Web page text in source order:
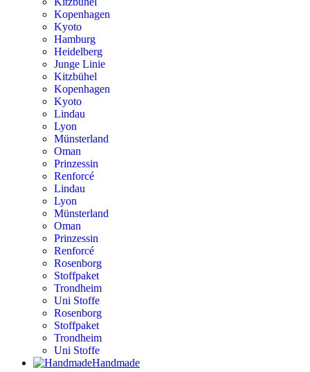
Kopenhagen
Kyoto
Hamburg
Heidelberg
Junge Linie
Kitzbühel
Kopenhagen
Kyoto
Lindau
Lyon
Münsterland
Oman
Prinzessin
Renforcé
Lindau
Lyon
Münsterland
Oman
Prinzessin
Renforcé
Rosenborg
Stoffpaket
Trondheim
Uni Stoffe
Rosenborg
Stoffpaket
Trondheim
Uni Stoffe
Handmade